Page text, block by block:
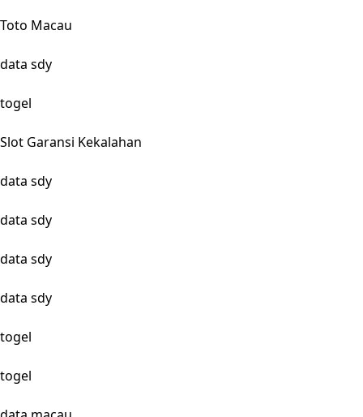
Toto Macau
data sdy
togel
Slot Garansi Kekalahan
data sdy
data sdy
data sdy
data sdy
togel
togel